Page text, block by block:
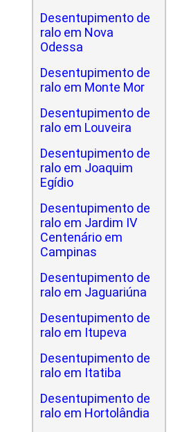
Desentupimento de
ralo em Nova
Odessa
Desentupimento de
ralo em Monte Mor
Desentupimento de
ralo em Louveira
Desentupimento de
ralo em Joaquim
Egídio
Desentupimento de
ralo em Jardim IV
Centenário em
Campinas
Desentupimento de
ralo em Jaguariúna
Desentupimento de
ralo em Itupeva
Desentupimento de
ralo em Itatiba
Desentupimento de
ralo em Hortolândia